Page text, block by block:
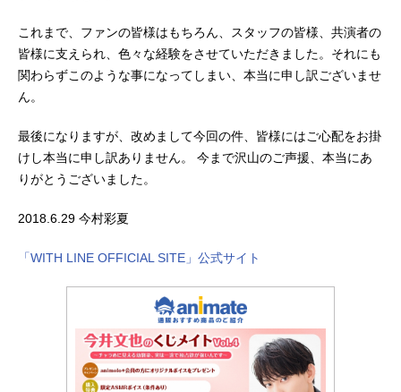
これまで、ファンの皆様はもちろん、スタッフの皆様、共演者の
皆様に支えられ、色々な経験をさせていただきました。それにも
関わらずこのような事になってしまい、本当に申し訳ございませ
ん。
最後になりますが、改めまして今回の件、皆様にはご心配をお掛
けし本当に申し訳ありません。 今まで沢山のご声援、本当にあ
りがとうございました。
2018.6.29 今村彩夏
「WITH LINE OFFICIAL SITE」公式サイト